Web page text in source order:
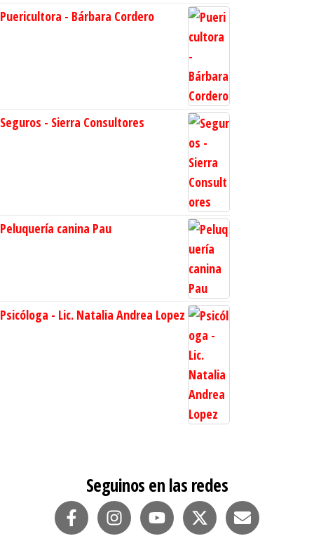
Puericultora - Bárbara Cordero
Seguros - Sierra Consultores
Peluquería canina Pau
Psicóloga - Lic. Natalia Andrea Lopez
Seguinos en las redes